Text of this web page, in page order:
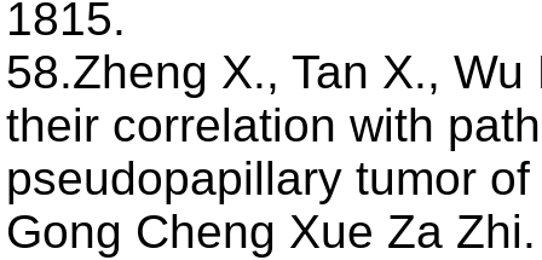
1815.
58.Zheng X., Tan X.,
their correlation with
pseudopapillary tumor
Gong Cheng Xue Za